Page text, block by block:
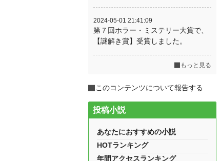
2024-05-01 21:41:09
第７回ホラー・ミステリー大賞で、
【謎解き賞】受賞しました。
もっと見る
このコンテンツについて報告する
投稿小説
あなたにおすすめの小説
HOTランキング
年間アクセスランキング